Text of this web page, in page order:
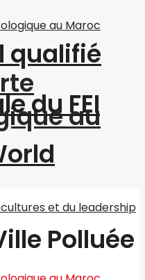
au
qualifié
du FEI
Polluée